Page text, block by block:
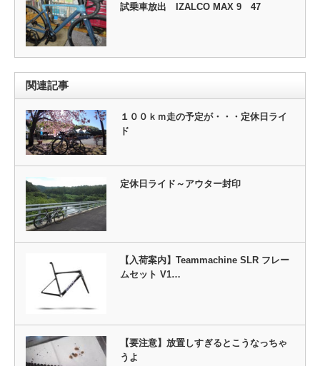
試乗車放出 IZALCO MAX 9 47
関連記事
１００ｋｍ走の予定が・・・定休日ライ
ド
定休日ライド～アウター封印
【入荷案内】Teammachine SLR フレー
ムセット V1…
【要注意】放置しすぎるとこうなっちゃ
うよ